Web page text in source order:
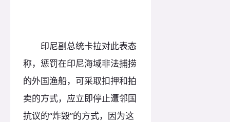
印尼副总统卡拉对此表态
称，惩罚在印尼海域非法捕捞
的外国渔船，可采取扣押和拍
卖的方式，应立即停止遭邻国
抗议的“炸毁”的方式，因为这